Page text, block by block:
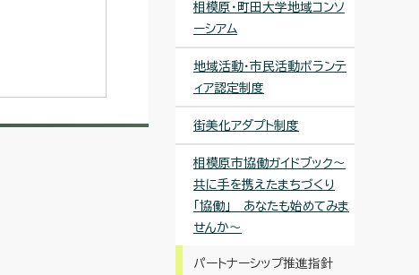
相模原・町田大学地域コンソ
ーシアム
地域活動・市民活動ボランテ
ィア認定制度
街美化アダプト制度
相模原市協働ガイドブック～
共に手を携えたまちづくり
「協働」 あなたも始めてみま
せんか～
パートナーシップ推進指針